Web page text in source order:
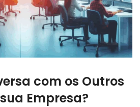
com os Outros
Empresa?